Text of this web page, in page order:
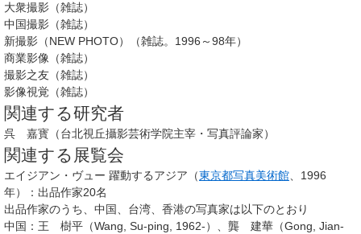
大衆撮影（雑誌）
中国撮影（雑誌）
新撮影（NEW PHOTO）（雑誌。1996～98年）
商業影像（雑誌）
撮影之友（雑誌）
影像視覚（雑誌）
関連する研究者
呉 嘉寳（台北視丘攝影芸術学院主宰・写真評論家）
関連する展覧会
エイジアン・ヴュー 躍動するアジア（東京都写真美術館 、1996
年）：出品作家20名
出品作家のうち、中国、台湾、香港の写真家は以下のとおり
中国：王 樹平（Wang, Su-ping, 1962-）、龔 建華（Gong, Jian-